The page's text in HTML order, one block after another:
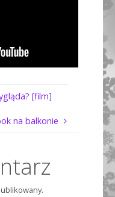
[film]
na balkonie